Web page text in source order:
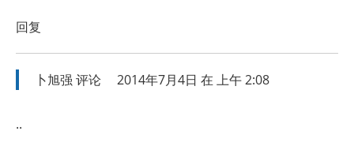
回复
卜旭强 评论 2014年7月4日 在 上午 2:08
..